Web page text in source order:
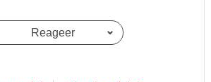
Reageer